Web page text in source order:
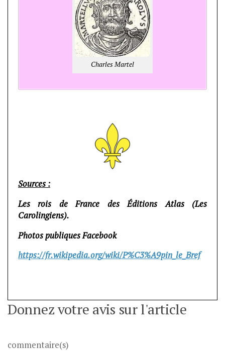
Charles Martel
Sources :
Les rois de France des Éditions Atlas (Les
Carolingiens).
Photos publiques Facebook
https://fr.wikipedia.org/wiki/P%C3%A9pin_le_Bref
Donnez votre avis sur l'article
commentaire(s)